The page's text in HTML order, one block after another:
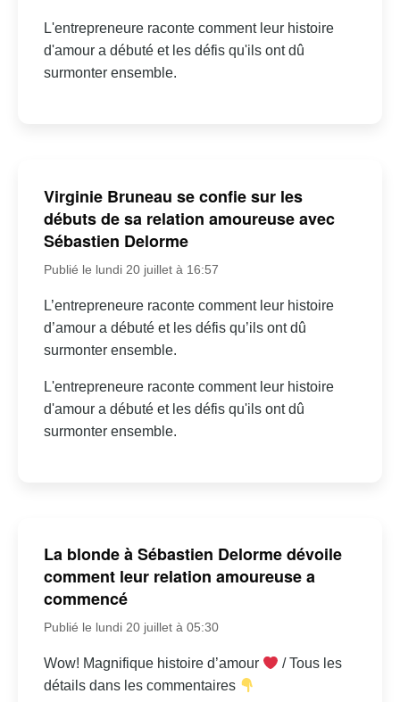
L'entrepreneure raconte comment leur histoire
d'amour a débuté et les défis qu'ils ont dû
surmonter ensemble.
Virginie Bruneau se confie sur les
débuts de sa relation amoureuse avec
Sébastien Delorme
Publié le lundi 20 juillet à 16:57
L’entrepreneure raconte comment leur histoire
d’amour a débuté et les défis qu’ils ont dû
surmonter ensemble.
L'entrepreneure raconte comment leur histoire
d'amour a débuté et les défis qu'ils ont dû
surmonter ensemble.
La blonde à Sébastien Delorme dévoile
comment leur relation amoureuse a
commencé
Publié le lundi 20 juillet à 05:30
Wow! Magnifique histoire d’amour
/ Tous les
détails dans les commentaires